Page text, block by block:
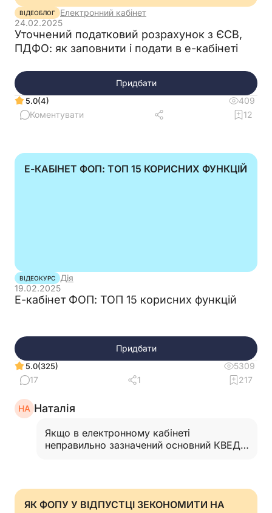
ВІДЕОБЛОГ
Електронний кабінет
24.02.2025
Уточнений податковий розрахунок з ЄСВ,
ПДФО: як заповнити і подати в е-кабінеті
Придбати
5.0(4)
409
Коментувати
12
Е-КАБІНЕТ ФОП: ТОП 15 КОРИСНИХ ФУНКЦІЙ
ВІДЕОКУРС
Дія
19.02.2025
Е-кабінет ФОП: ТОП 15 корисних функцій
Придбати
5.0(325)
5309
17
1 217
НА Наталія
Якщо в електронному кабінеті
неправильно зазначений основний КВЕД
ЯК ФОПУ У ВІДПУСТЦІ ЗЕКОНОМИТИ НА